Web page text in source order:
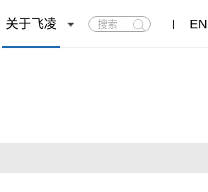
关于飞凌
搜
索
EN